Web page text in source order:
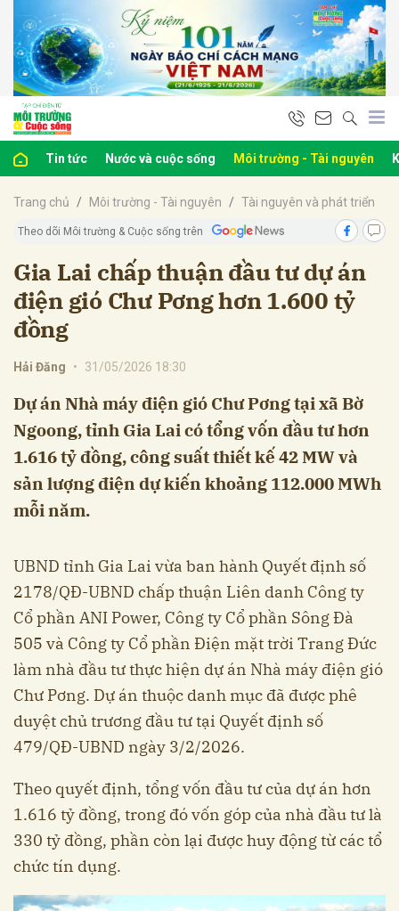
Tin tức Nước và cuộc sống Môi trường - Tài nguyên
Trang chủ Môi trường - Tài nguyên Tài nguyên và phát triển
Theo dõi Môi trường & Cuộc sống trên
Gia Lai chấp thuận đầu tư dự án
điện gió Chư Pơng hơn 1.600 tỷ
đồng
Hải Đăng • 31/05/2026 18:30
Dự án Nhà máy điện gió Chư Pơng tại xã Bờ
Ngoong, tỉnh Gia Lai có tổng vốn đầu tư hơn
1.616 tỷ đồng, công suất thiết kế 42 MW và
sản lượng điện dự kiến khoảng 112.000 MWh
mỗi năm.
UBND tỉnh Gia Lai vừa ban hành Quyết định số
2178/QĐ-UBND chấp thuận Liên danh Công ty
Cổ phần ANI Power, Công ty Cổ phần Sông Đà
505 và Công ty Cổ phần Điện mặt trời Trang Đức
làm nhà đầu tư thực hiện dự án Nhà máy điện gió
Chư Pơng. Dự án thuộc danh mục đã được phê
duyệt chủ trương đầu tư tại Quyết định số
479/QĐ-UBND ngày 3/2/2026.
Theo quyết định, tổng vốn đầu tư của dự án hơn
1.616 tỷ đồng, trong đó vốn góp của nhà đầu tư là
330 tỷ đồng, phần còn lại được huy động từ các tổ
chức tín dụng.
luận
Hủy